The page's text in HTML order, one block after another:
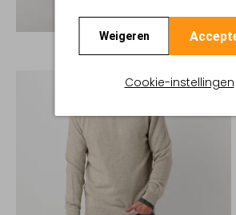
Weigeren
Cookie-instellingen
Ontdek de look